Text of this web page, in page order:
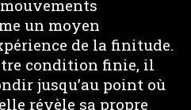
un moyen
de la finitude.
condition finie, il
jusqu’au point où
révèle sa propre